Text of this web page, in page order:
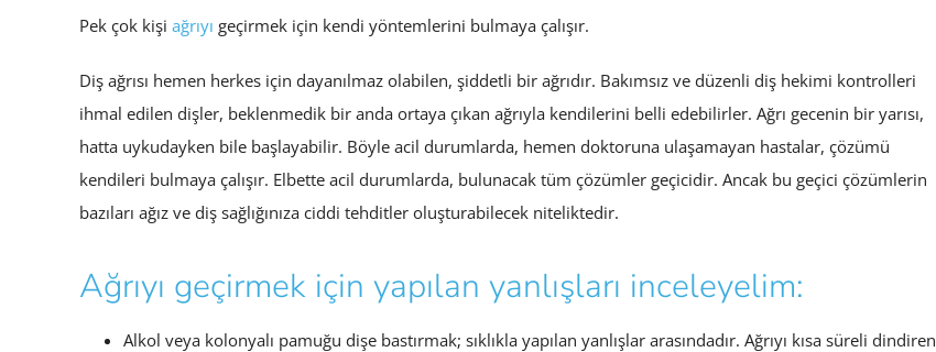
Pek çok kişi ağrıyı geçirmek için kendi yöntemlerini bulmaya çalışır.
Diş ağrısı hemen herkes için dayanılmaz olabilen, şiddetli bir ağrıdır. Bakımsız ve düzenli diş hekimi kontrolleri
ihmal edilen dişler, beklenmedik bir anda ortaya çıkan ağrıyla kendilerini belli edebilirler. Ağrı gecenin bir yarısı,
hatta uykudayken bile başlayabilir. Böyle acil durumlarda, hemen doktoruna ulaşamayan hastalar, çözümü
kendileri bulmaya çalışır. Elbette acil durumlarda, bulunacak tüm çözümler geçicidir. Ancak bu geçici çözümlerin
bazıları ağız ve diş sağlığınıza ciddi tehditler oluşturabilecek niteliktedir.
Ağrıyı geçirmek için yapılan yanlışları inceleyelim:
Alkol veya kolonyalı pamuğu dişe bastırmak; sıklıkla yapılan yanlışlar arasındadır. Ağrıyı kısa süreli dindiren